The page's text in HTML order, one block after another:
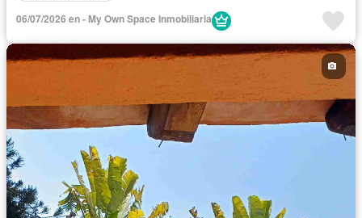
06/07/2026 en - My Own Space Inmobiliaria